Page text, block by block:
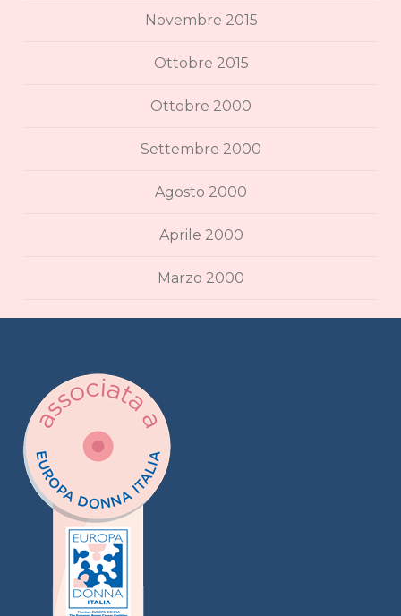
Novembre 2015
Ottobre 2015
Ottobre 2000
Settembre 2000
Agosto 2000
Aprile 2000
Marzo 2000